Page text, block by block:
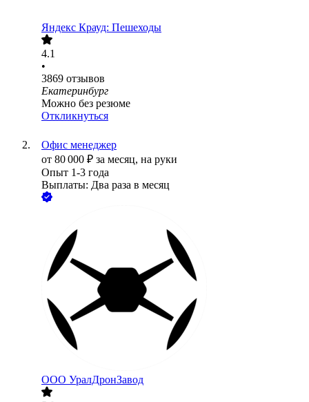
Яндекс Крауд: Пешеходы
4.1
•
3869 отзывов
Екатеринбург
Можно без резюме
Откликнуться
Офис менеджер
от 80 000 ₽ за месяц, на руки
Опыт 1-3 года
Выплаты: Два раза в месяц
ООО УралДронЗавод